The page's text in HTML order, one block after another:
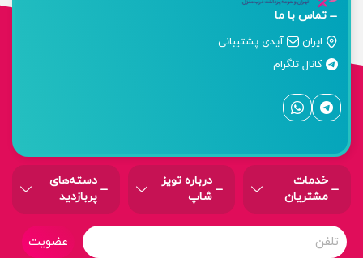
تماس با ما
ایران
آیدی پشتیبانی
کانال تلگرام
خدمات
مشتریان
درباره‌ تویز
شاپ
دسته‌های
پربازدید
عضویت